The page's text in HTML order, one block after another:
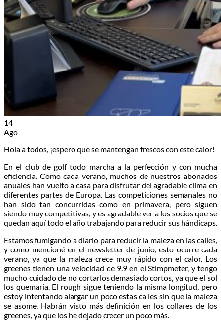
14
Ago
Hola a todos, ¡espero que se mantengan frescos con este calor!
En el club de golf todo marcha a la perfección y con mucha
eficiencia. Como cada verano, muchos de nuestros abonados
anuales han vuelto a casa para disfrutar del agradable clima en
diferentes partes de Europa. Las competiciones semanales no
han sido tan concurridas como en primavera, pero siguen
siendo muy competitivas, y es agradable ver a los socios que se
quedan aquí todo el año trabajando para reducir sus hándicaps.
Estamos fumigando a diario para reducir la maleza en las calles,
y como mencioné en el newsletter de junio, esto ocurre cada
verano, ya que la maleza crece muy rápido con el calor. Los
greenes tienen una velocidad de 9.9 en el Stimpmeter, y tengo
mucho cuidado de no cortarlos demasiado cortos, ya que el sol
los quemaría. El rough sigue teniendo la misma longitud, pero
estoy intentando alargar un poco estas calles sin que la maleza
se asome. Habrán visto más definición en los collares de los
greenes, ya que los he dejado crecer un poco más.